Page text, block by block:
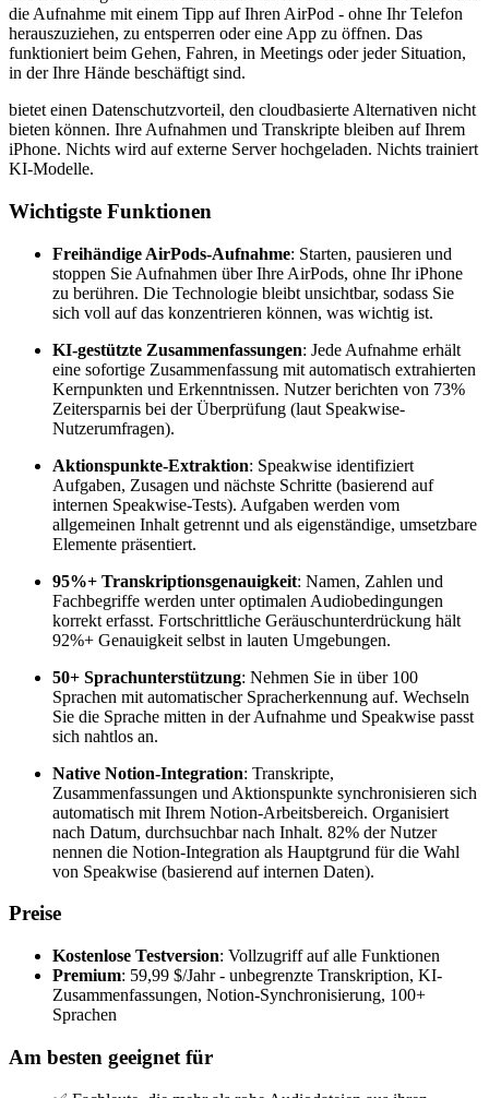
die Aufnahme mit einem Tipp auf Ihren AirPod - ohne Ihr Telefon
herauszuziehen, zu entsperren oder eine App zu öffnen. Das
funktioniert beim Gehen, Fahren, in Meetings oder jeder Situation,
in der Ihre Hände beschäftigt sind.
bietet einen Datenschutzvorteil, den cloudbasierte Alternativen nicht
bieten können. Ihre Aufnahmen und Transkripte bleiben auf Ihrem
iPhone. Nichts wird auf externe Server hochgeladen. Nichts trainiert
KI-Modelle.
Wichtigste Funktionen
Freihändige AirPods-Aufnahme: Starten, pausieren und
stoppen Sie Aufnahmen über Ihre AirPods, ohne Ihr iPhone
zu berühren. Die Technologie bleibt unsichtbar, sodass Sie
sich voll auf das konzentrieren können, was wichtig ist.
KI-gestützte Zusammenfassungen: Jede Aufnahme erhält
eine sofortige Zusammenfassung mit automatisch extrahierten
Kernpunkten und Erkenntnissen. Nutzer berichten von 73%
Zeitersparnis bei der Überprüfung (laut Speakwise-
Nutzerumfragen).
Aktionspunkte-Extraktion: Speakwise identifiziert
Aufgaben, Zusagen und nächste Schritte (basierend auf
internen Speakwise-Tests). Aufgaben werden vom
allgemeinen Inhalt getrennt und als eigenständige, umsetzbare
Elemente präsentiert.
95%+ Transkriptionsgenauigkeit: Namen, Zahlen und
Fachbegriffe werden unter optimalen Audiobedingungen
korrekt erfasst. Fortschrittliche Geräuschunterdrückung hält
92%+ Genauigkeit selbst in lauten Umgebungen.
50+ Sprachunterstützung: Nehmen Sie in über 100
Sprachen mit automatischer Spracherkennung auf. Wechseln
Sie die Sprache mitten in der Aufnahme und Speakwise passt
sich nahtlos an.
Native Notion-Integration: Transkripte,
Zusammenfassungen und Aktionspunkte synchronisieren sich
automatisch mit Ihrem Notion-Arbeitsbereich. Organisiert
nach Datum, durchsuchbar nach Inhalt. 82% der Nutzer
nennen die Notion-Integration als Hauptgrund für die Wahl
von Speakwise (basierend auf internen Daten).
Preise
Kostenlose Testversion: Vollzugriff auf alle Funktionen
Premium: 59,99 $/Jahr - unbegrenzte Transkription, KI-
Zusammenfassungen, Notion-Synchronisierung, 100+
Sprachen
Am besten geeignet für